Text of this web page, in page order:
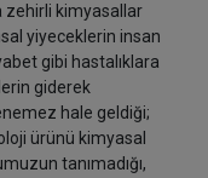
zehirli kimyasallar
yiyeceklerin insan
gibi hastalıklara
giderek
hale geldiği;
ürünü kimyasal
tanımadığı,